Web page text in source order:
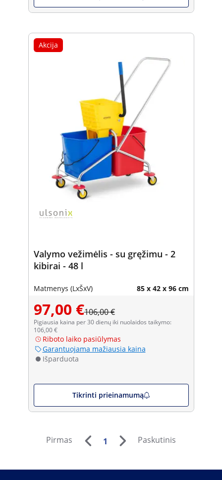
Akcija
Valymo vežimėlis - su gręžimu - 2
kibirai - 48 l
Matmenys (LxŠxV) 85 x 42 x 96 cm
97,00 €106,00 €
Pigiausia kaina per 30 dienų iki nuolaidos taikymo:
106,00 €
Riboto laiko pasiūlymas
Garantuojama mažiausia kaina
Išparduota
Tikrinti prieinamumą
Pirmas 1 Paskutinis